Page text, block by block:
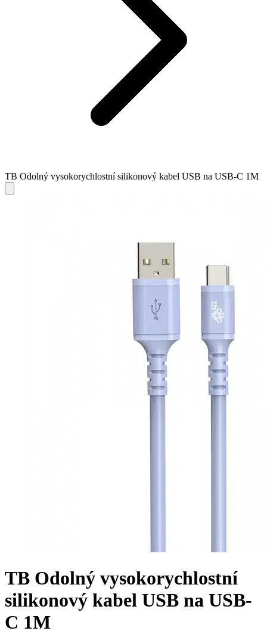
TB Odolný vysokorychlostní silikonový kabel USB na USB-C 1M
TB Odolný vysokorychlostní
silikonový kabel USB na USB-
C 1M